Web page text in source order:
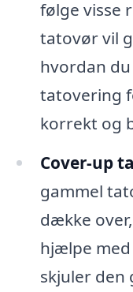
følge visse
tatovør vil
hvordan
tatovering
korrekt og
Cover-up
gammel
dække
hjælpe med
skjuler den